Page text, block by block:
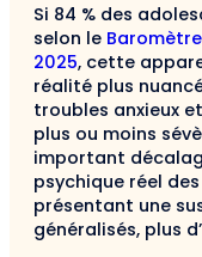
Si 84 % des
selon le
2025, cette
réalité plus
troubles anxieux
plus ou moins
important
psychique réel
présentant une
généralisés, plus